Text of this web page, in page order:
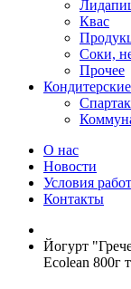
Квас
Соки,
Прочее
Спартак
О нас
Новости
Условия
Контакты
Йогурт
Есоlean 800г